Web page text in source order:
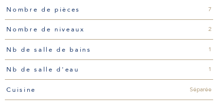
Nombre de pièces 7
Nombre de niveaux 2
Nb de salle de bains 1
Nb de salle d'eau 1
Cuisine Séparée